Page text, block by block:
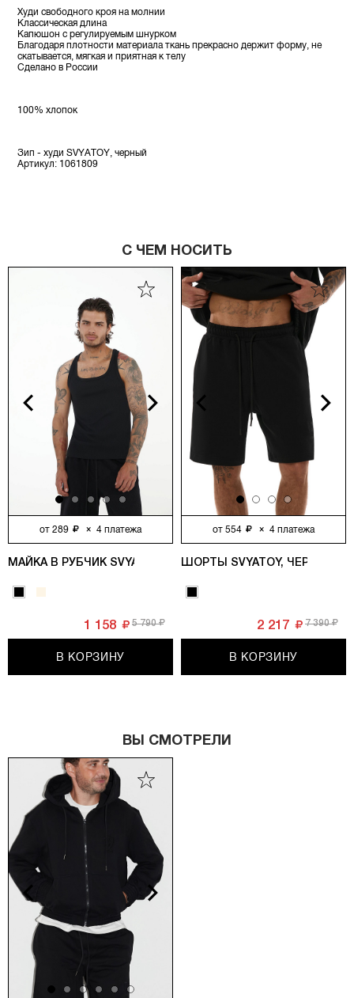
Худи свободного кроя на молнии
Классическая длина
Капюшон с регулируемым шнурком
Благодаря плотности материала ткань прекрасно держит форму, не
скатывается, мягкая и приятная к телу
Сделано в России
100% хлопок
Зип - худи SVYATOY, черный
Артикул: 1061809
С ЧЕМ НОСИТЬ
Next
от 289 × 4 платежа
МАЙКА В РУБЧИК SVYATOY, ЧЕРНЫЙ
5 790
1 158
В КОРЗИНУ
Previous Next
от 554 × 4 платежа
ШОРТЫ SVYATOY, ЧЕРНЫЙ
7 390
2 217
В КОРЗИНУ
ВЫ СМОТРЕЛИ
Next